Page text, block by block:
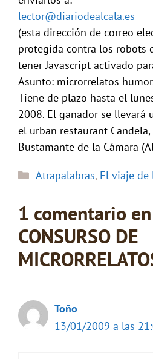
lector@diariodealcala.es
(esta dirección de correo
protegida contra los robots
tener Javascript activado
Asunto: microrrelatos
Tiene de plazo hasta el
2008. El ganador se llevará
el urban restaurant
Bustamante de la Cámara
Categorías
Atrapalabras, El viaje de
1 comentario en
CONSURSO DE
Toño
13/01/2009 a las